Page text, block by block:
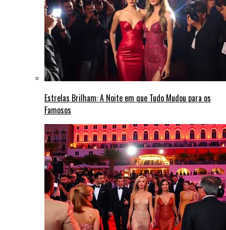
Estrelas Brilham: A Noite em que Tudo Mudou para os
Famosos